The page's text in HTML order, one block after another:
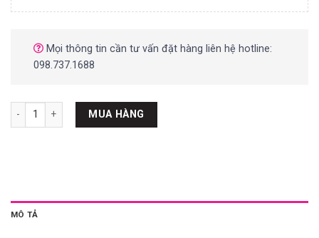
Mọi thông tin cần tư vấn đặt hàng liên hệ hotline:
098.737.1688
Kính thiên văn Celestron NexStar Evolution 9,25 " số lượng
MUA HÀNG
MÔ TẢ